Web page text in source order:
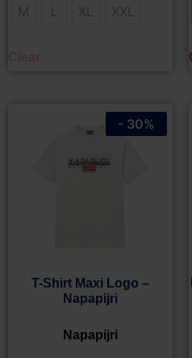
M XL XXL
T-Shirt Maxi Logo –
Napapijri
Napapijri
- 30%